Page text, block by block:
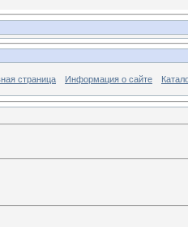
страница Информация о сайте